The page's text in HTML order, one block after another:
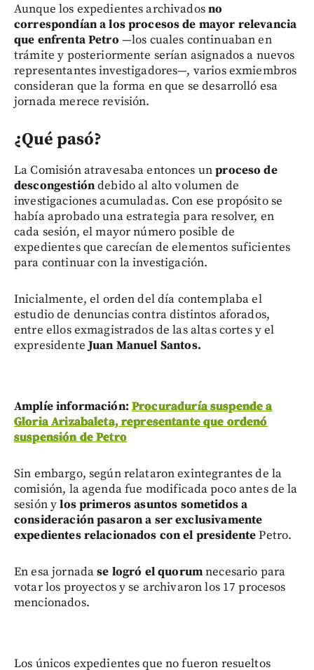
Aunque los expedientes archivadosno
correspondían a los procesos de mayor relevancia
que enfrenta Petro —los cuales continuaban en
trámite y posteriormente serían asignados a nuevos
representantes investigadores—, varios exmiembros
consideran que la forma en que se desarrolló esa
jornada merece revisión.
¿Qué pasó?
La Comisión atravesaba entonces unproceso de
descongestióndebido al alto volumen de
investigaciones acumuladas. Con ese propósito se
había aprobado una estrategia para resolver, en
cada sesión, el mayor número posible de
expedientes que carecían de elementos suficientes
para continuar con la investigación.
Inicialmente, el orden del día contemplaba el
estudio de denuncias contra distintos aforados,
entre ellos exmagistrados de las altas cortes y el
expresidenteJuan Manuel Santos.
Amplíe información: Procuraduría suspende a
Gloria Arizabaleta, representante que ordenó
suspensión de Petro
Sin embargo, según relataron exintegrantes de la
comisión, la agenda fue modificada poco antes de la
sesión ylos primeros asuntos sometidos a
consideración pasaron a ser exclusivamente
expedientes relacionados con el presidentePetro.
En esa jornadase logró el quorumnecesario para
votar los proyectos y se archivaron los 17 procesos
mencionados.
Los únicos expedientes que no fueron resueltos